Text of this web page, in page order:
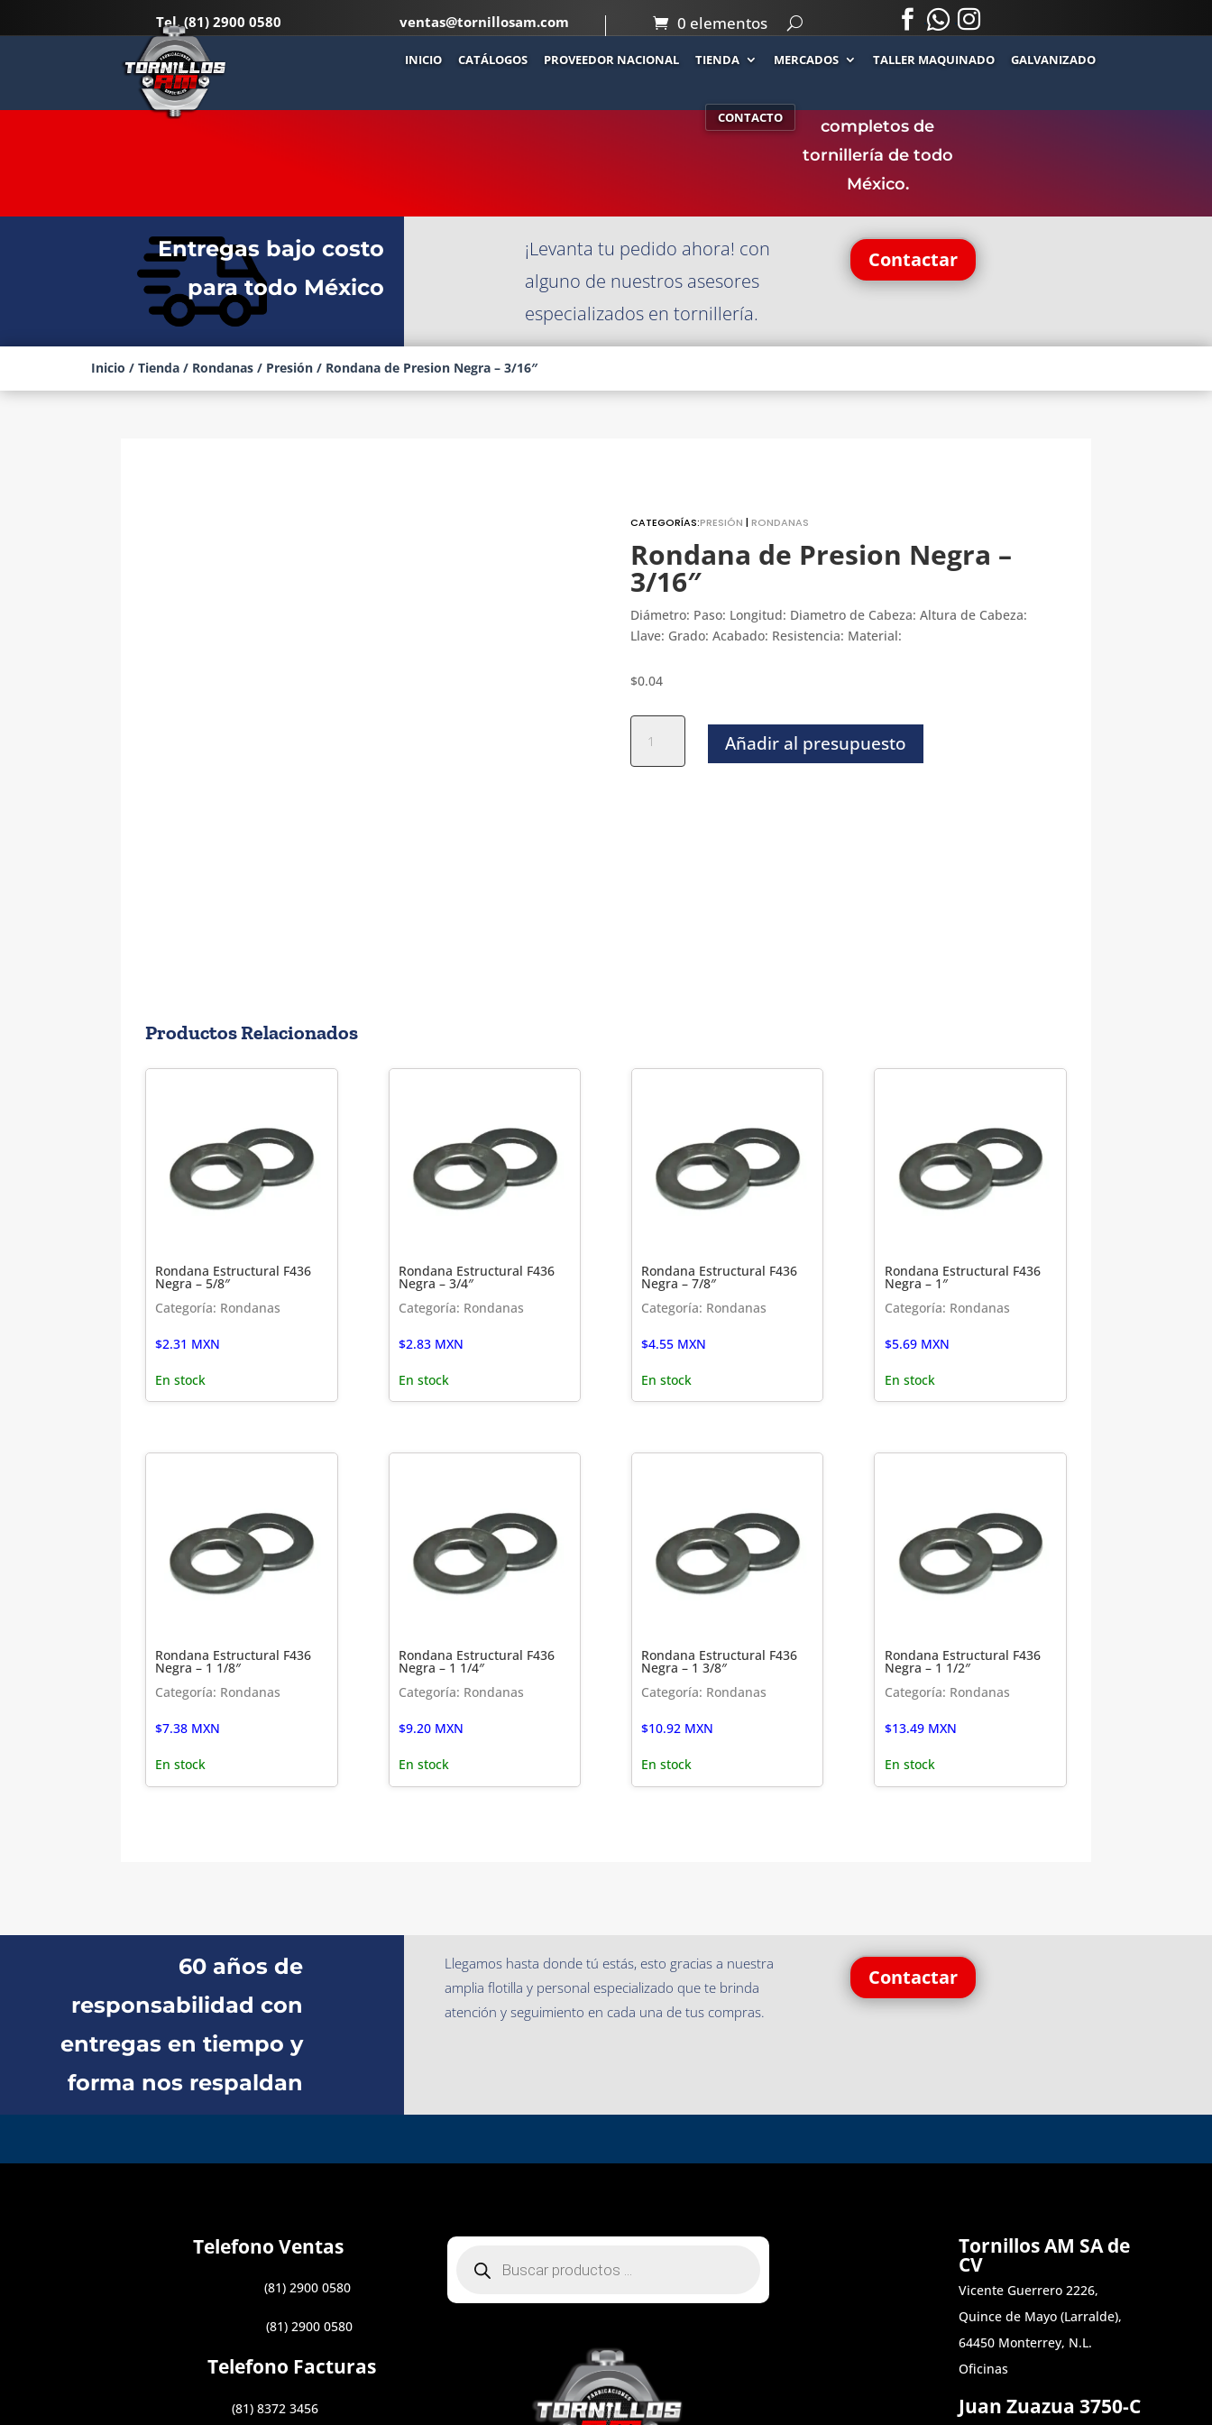
Tel.(81) 2900 0580 ventas@tornillosam.com 0 elementos  . .
INICIO CATÁLOGOS PROVEEDOR NACIONAL TIENDA MERCADOS TALLER MAQUINADO GALVANIZADO
CONTACTO
RONDANA DE PRESION NEGRA – 3/16″
Contamos con uno de
completos de
tornillería de todo
México.
Entregas bajo costo
para todo México
¡Levanta tu pedido ahora! con
alguno de nuestros asesores
especializados en tornillería.
Contactar
Inicio / Tienda/ Rondanas/ Presión/ Rondana de Presion Negra – 3/16″
CATEGORÍAS:PRESIÓN |RONDANAS
Rondana de Presion Negra –
3/16″
Diámetro: Paso: Longitud: Diametro de Cabeza: Altura de Cabeza:
Llave: Grado: Acabado: Resistencia: Material:
$0.04
Presion
Añadir al presupuesto
Productos Relacionados
Rondana Estructural F436
Negra – 5/8″
Categoría: Rondanas
$2.31 MXN
En stock
Rondana Estructural F436
Negra – 3/4″
Categoría: Rondanas
$2.83MXN
En stock
Rondana Estructural F436
Negra – 7/8″
Categoría: Rondanas
$4.55 MXN
En stock
Rondana Estructural F436
Negra – 1″
Categoría: Rondanas
$5.69MXN
En stock
Rondana Estructural F436
Negra – 1 1/8″
Categoría: Rondanas
$7.38 MXN
En stock
Rondana Estructural F436
Negra – 1 1/4″
Categoría: Rondanas
$9.20MXN
En stock
Rondana Estructural F436
Negra – 1 3/8″
Categoría: Rondanas
$10.92 MXN
En stock
Rondana Estructural F436
Negra – 1 1/2″
Categoría: Rondanas
$13.49MXN
En stock
60 años de
responsabilidad con
entregas en tiempo y
forma nos respaldan
Llegamos hasta donde tú estás, esto gracias a nuestra
amplia flotilla y personal especializado que te brinda
atención y seguimiento en cada una de tus compras.
Contactar
Telefono Ventas
(81) 2900 0580
(81) 2900 0580
Telefono Facturas
(81) 8372 3456
productos
Tornillos AM SA de
CV
Vicente Guerrero 2226,
Quince de Mayo (Larralde),
64450 Monterrey, N.L.
Oficinas
Juan Zuazua 3750-C